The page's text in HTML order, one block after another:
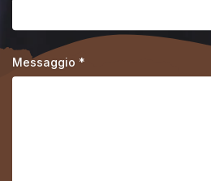
Messaggio *